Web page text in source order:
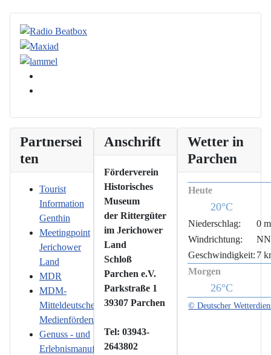
Partnersei
ten
Tourist
Information
Genthin
Meetingpoint
Jerichower
Land
MDR
MDM-
Mitteldeutsche
Medienförderung
Genuss - und
Erlebnismanufaktur
Anschrift
Förderverein
Historisches
Museum
der Rittergüter
im Jerichower
Land
Schloß
Parchen e.V.
Parkstraße 1
39307 Parchen
Tel: 03943-
2643802
Wetter in
Parchen
Heute
20°C
Niederschlag:
0
Windrichtung:
Geschwindigkeit: 7
Morgen
26°C
© Deutscher